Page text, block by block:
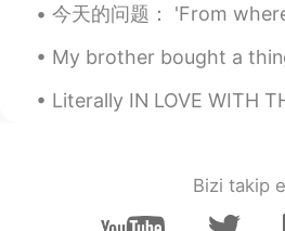
Sekko
JP EN
素敵なお土産ですね
今天的问题： 'From where did you hear that joke?' 这个句子对不对？ 提这个问题的人的问题是关于词
My brother bought a thing that can be attached to our
Literally IN LOVE WITH THIS SONG 🤘🏼🤘🏼🤘🏼🤘🏼🤘🏼👇🏼👇🏼👇🏼👇🏼
Bizi takip